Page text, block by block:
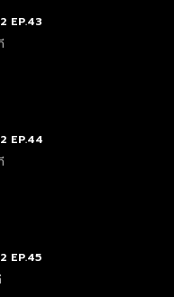
EP.43
EP.44
EP.45